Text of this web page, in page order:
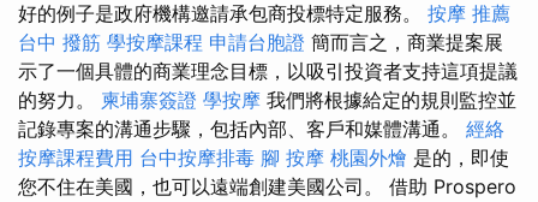
好的例子是政府機構邀請承包商投標特定服務。 按摩 推薦
台中 撥筋 學按摩課程 申請台胞證 簡而言之，商業提案展
示了一個具體的商業理念目標，以吸引投資者支持這項提議
的努力。 柬埔寨簽證 學按摩 我們將根據給定的規則監控並
記錄專案的溝通步驟，包括內部、客戶和媒體溝通。 經絡
按摩課程費用 台中按摩排毒 腳 按摩 桃園外燴 是的，即使
您不住在美國，也可以遠端創建美國公司。 借助 Prospero